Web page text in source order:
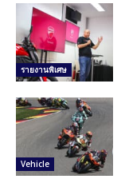
รายงานพิเศษ
Vehicle